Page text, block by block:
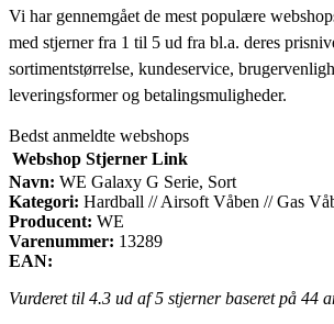
Vi har gennemgået de mest populære
med stjerner fra 1 til 5 ud fra bl.a. deres
sortimentstørrelse, kundeservice,
leveringsformer og betalingsmuligheder.
Bedst anmeldte webshops
Webshop Stjerner Link
Navn: WE Galaxy G Serie, Sort
Kategori: Hardball // Airsoft Våben // Gas
Producent: WE
Varenummer: 13289
EAN:
Vurderet til 4.3 ud af 5 stjerner baseret på 44